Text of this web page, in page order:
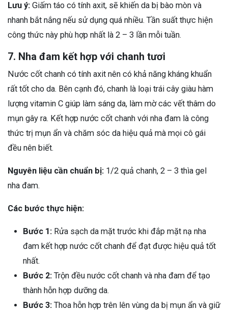
Lưu ý: Giấm táo có tính axit, sẽ khiến da bị bào mòn và
nhanh bắt nắng nếu sử dụng quá nhiều. Tần suất thực hiện
công thức này phù hợp nhất là 2 – 3 lần mỗi tuần.
7. Nha đam kết hợp với chanh tươi
Nước cốt chanh có tính axit nên có khả năng kháng khuẩn
rất tốt cho da. Bên cạnh đó, chanh là loại trái cây giàu hàm
lượng vitamin C giúp làm sáng da, làm mờ các vết thâm do
mụn gây ra. Kết hợp nước cốt chanh với nha đam là công
thức trị mụn ẩn và chăm sóc da hiệu quả mà mọi cô gái
đều nên biết.
Nguyên liệu cần chuẩn bị: 1/2 quả chanh, 2 – 3 thìa gel
nha đam.
Các bước thực hiện:
Bước 1: Rửa sạch da mặt trước khi đắp mặt nạ nha
đam kết hợp nước cốt chanh để đạt được hiệu quả tốt
nhất.
Bước 2: Trộn đều nước cốt chanh và nha đam để tạo
thành hỗn hợp dưỡng da.
Bước 3: Thoa hỗn hợp trên lên vùng da bị mụn ẩn và giữ